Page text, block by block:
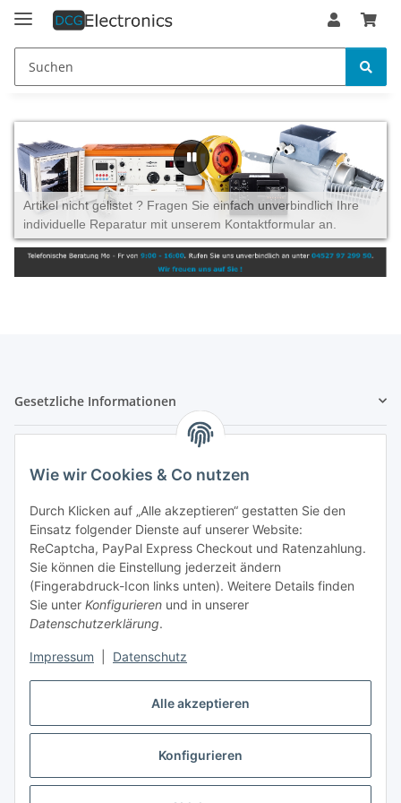
Alle akzeptieren
Konfigurieren
Wie wir Cookies & Co nutzen
Durch Klicken auf „Alle akzeptieren“ gestatten Sie den
Einsatz folgender Dienste auf unserer Website:
ReCaptcha, PayPal Express Checkout und Ratenzahlung.
Sie können die Einstellung jederzeit ändern
(Fingerabdruck-Icon links unten). Weitere Details finden
Sie unter Konfigurieren und in unserer
Datenschutzerklärung.
Impressum Datenschutz
Artikel nicht gelistet ? Fragen Sie einfach unverbindlich Ihre
individuelle Reparatur mit unserem Kontaktformular an.
Gesetzliche Informationen
Zahlung & Versand
Vertrag widerrufen
* Alle Preise inkl. gesetzlicher USt., inkl.Versand